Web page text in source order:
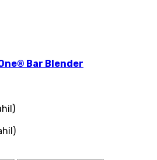
Bar Blender